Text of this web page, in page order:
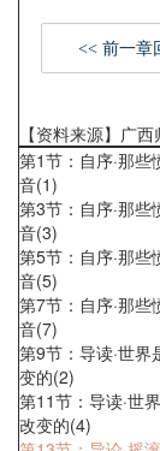
<< 前一章
【资料来源】广
第1节：自序·那
音(1)
第3节：自序·那
音(3)
第5节：自序·那
音(5)
第7节：自序·那
音(7)
第9节：导读·世界
变的(2)
第11节：导读·世
改变的(4)